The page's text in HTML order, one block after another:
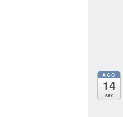
AGO
14
sex